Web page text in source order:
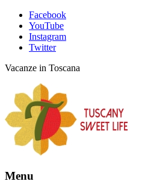
Facebook
YouTube
Instagram
Twitter
Vacanze in Toscana
Menu